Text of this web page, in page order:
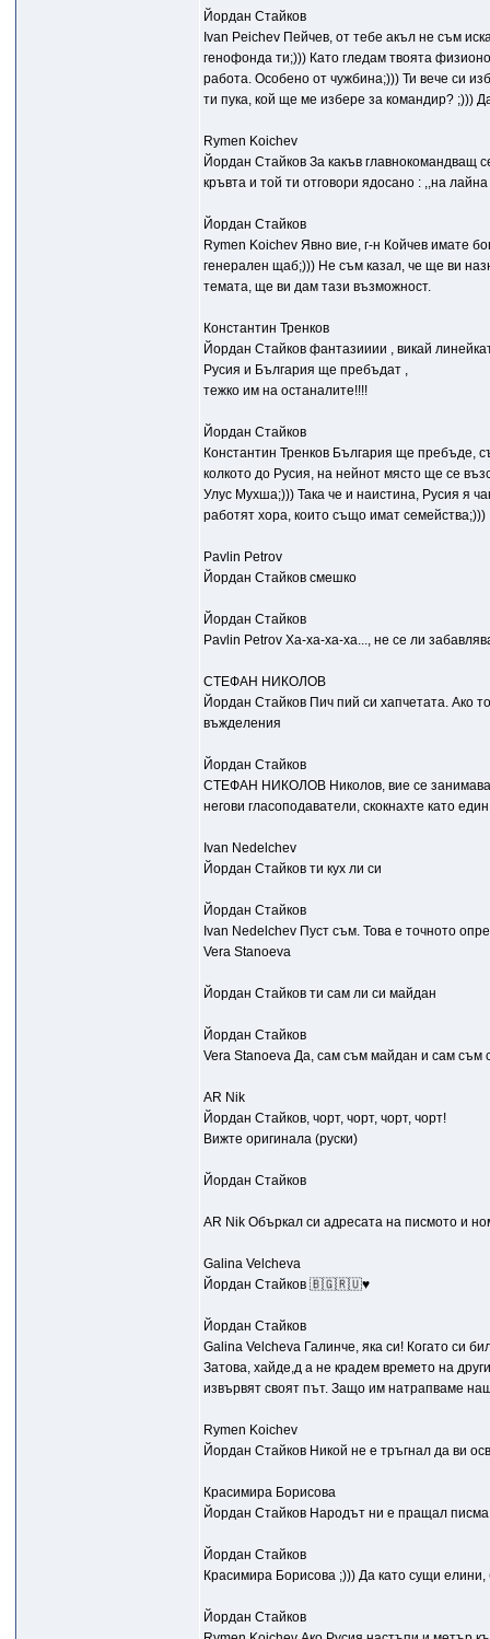
Йордан Стайков
Ivan Peichev Пейчев, от тебе акъл не съм
генофонда ти;))) Като гледам твоята
работа. Особено от чужбина;))) Ти вече си
ти пука, кой ще ме избере за командир? ;)))
Rymen Koichev
Йордан Стайков За какъв главнокомандващ
кръвта и той ти отговори ядосано : ,,на
Йордан Стайков
Rymen Koichev Явно вие, г-н Койчев имате
генерален щаб;))) Не съм казал, че ще ви
темата, ще ви дам тази възможност.
Константин Тренков
Йордан Стайков фантазииии , викай
Русия и България ще пребъдат ,
тежко им на останалите!!!!
Йордан Стайков
Константин Тренков България ще пребъде,
колкото до Русия, на нейнот място ще се
Улус Мухша;))) Така че и наистина, Русия я
работят хора, които също имат семейства;)))
Pavlin Petrov
Йордан Стайков смешко
Йордан Стайков
Pavlin Petrov Ха-ха-ха-ха..., не се ли
СТЕФАН НИКОЛОВ
Йордан Стайков Пич пий си хапчетата. Ако
въжделения
Йордан Стайков
СТЕФАН НИКОЛОВ Николов, вие се
негови гласоподаватели, скокнахте като
Ivan Nedelchev
Йордан Стайков ти кух ли си
Йордан Стайков
Ivan Nedelchev Пуст съм. Това е точното
Vera Stanoeva
Йордан Стайков ти сам ли си майдан
Йордан Стайков
Vera Stanoeva Да, сам съм майдан и сам съм
AR Nik
Йордан Стайков, чорт, чорт, чорт, чорт!
Вижте оригинала (руски)
Йордан Стайков
AR Nik Объркал си адресата на писмото и
Galina Velcheva
Йордан Стайков 🇧🇬🇷🇺♥️
Йордан Стайков
Galina Velcheva Галинче, яка си! Когато си
Затова, хайде,д а не крадем времето на
извървят своят път. Защо им натрапваме
Rymen Koichev
Йордан Стайков Никой не е тръгнал да ви
Красимира Борисова
Йордан Стайков Народът ни е пращал
Йордан Стайков
Красимира Борисова ;))) Да като сущи
Йордан Стайков